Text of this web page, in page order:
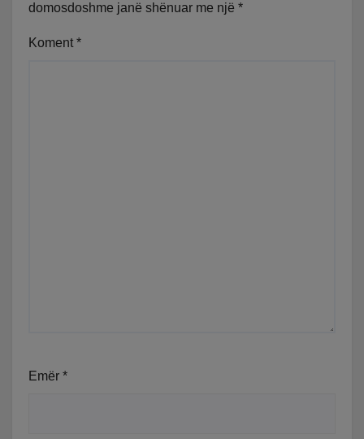
domosdoshme janë shënuar me një *
Koment *
Emër *